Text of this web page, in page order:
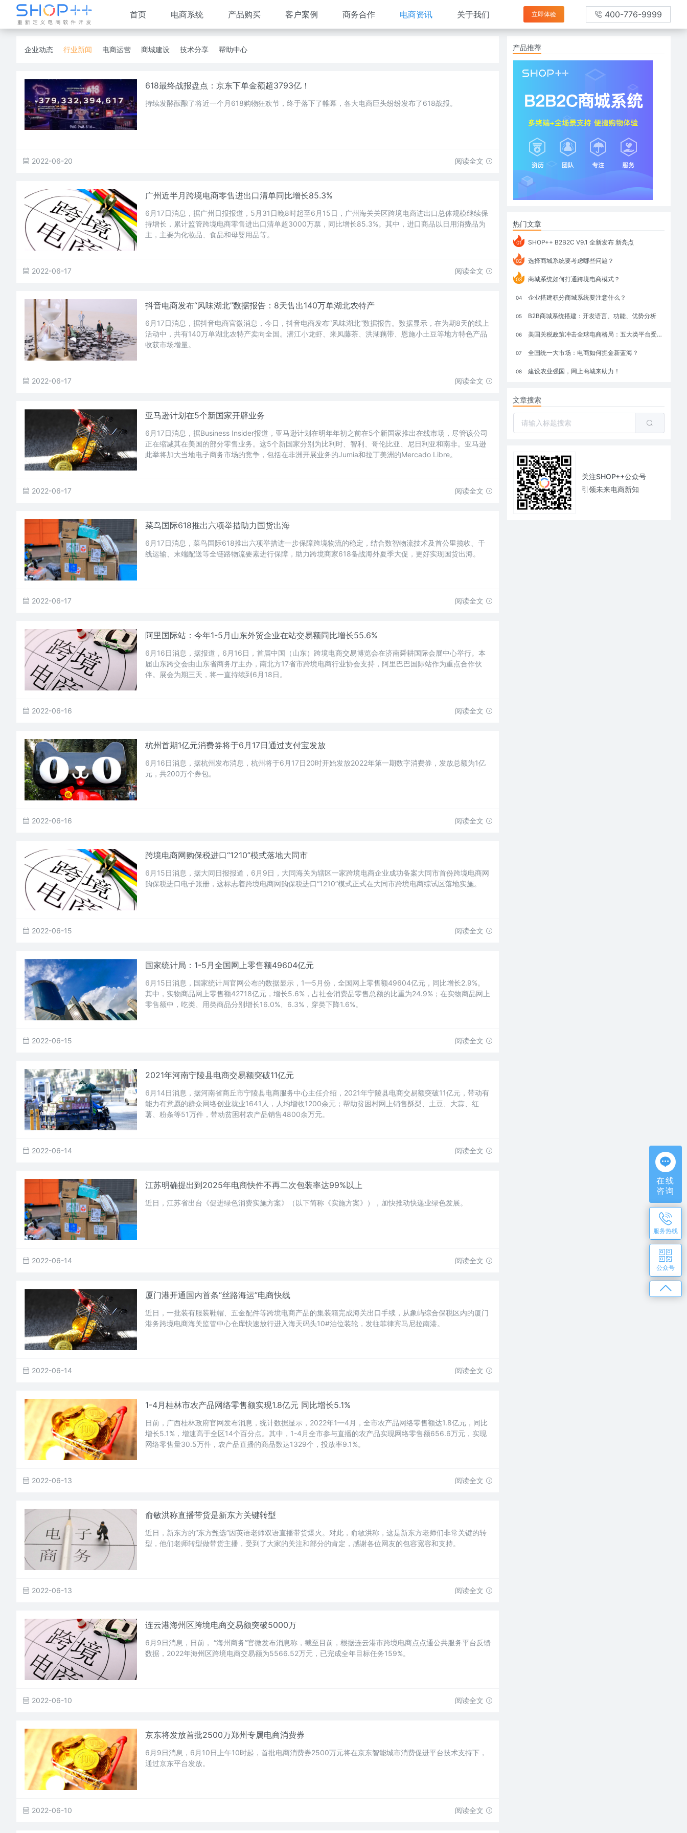
首页 电商系统 产品购买 客户案例 商务合作 电商资讯 关于我们 立即体验 400-776-9999
企业动态 行业新闻 电商运营 商城建设 技术分享 帮助中心
618最终战报盘点：京东下单金额超3793亿！
持续发酵酝酿了将近一个月618购物狂欢节，终于落下了帷幕，各大电商巨头纷纷发布了618战报。
2022-06-20 阅读全文
广州近半月跨境电商零售进出口清单同比增长85.3%
6月17日消息，据广州日报报道，5月31日晚8时起至6月15日，广州海关关区跨境电商进出口总体规模继续保
持增长，累计监管跨境电商零售进出口清单超3000万票，同比增长85.3%。其中，进口商品以日用消费品为
主，主要为化妆品、食品和母婴用品等。
2022-06-17 阅读全文
抖音电商发布“风味湖北”数据报告：8天售出140万单湖北农特产
6月17日消息，据抖音电商官微消息，今日，抖音电商发布“风味湖北”数据报告。数据显示，在为期8天的线上
活动中，共有140万单湖北农特产卖向全国。潜江小龙虾、来凤藤茶、洪湖藕带、恩施小土豆等地方特色产品
收获市场增量。
2022-06-17 阅读全文
亚马逊计划在5个新国家开辟业务
6月17日消息，据Business Insider报道，亚马逊计划在明年年初之前在5个新国家推出在线市场，尽管该公司
正在缩减其在美国的部分零售业务。这5个新国家分别为比利时、智利、哥伦比亚、尼日利亚和南非。亚马逊
此举将加大当地电子商务市场的竞争，包括在非洲开展业务的Jumia和拉丁美洲的Mercado Libre。
2022-06-17 阅读全文
菜鸟国际618推出六项举措助力国货出海
6月17日消息，菜鸟国际618推出六项举措进一步保障跨境物流的稳定，结合数智物流技术及首公里揽收、干
线运输、末端配送等全链路物流要素进行保障，助力跨境商家618备战海外夏季大促，更好实现国货出海。
2022-06-17 阅读全文
阿里国际站：今年1-5月山东外贸企业在站交易额同比增长55.6%
6月16日消息，据报道，6月16日，首届中国（山东）跨境电商交易博览会在济南舜耕国际会展中心举行。本
届山东跨交会由山东省商务厅主办，南北方17省市跨境电商行业协会支持，阿里巴巴国际站作为重点合作伙
伴。展会为期三天，将一直持续到6月18日。
2022-06-16 阅读全文
杭州首期1亿元消费券将于6月17日通过支付宝发放
6月16日消息，据杭州发布消息，杭州将于6月17日20时开始发放2022年第一期数字消费券，发放总额为1亿
元，共200万个券包。
2022-06-16 阅读全文
跨境电商网购保税进口“1210”模式落地大同市
6月15日消息，据大同日报报道，6月9日，大同海关为辖区一家跨境电商企业成功备案大同市首份跨境电商网
购保税进口电子账册，这标志着跨境电商网购保税进口“1210”模式正式在大同市跨境电商综试区落地实施。
2022-06-15 阅读全文
国家统计局：1-5月全国网上零售额49604亿元
6月15日消息，国家统计局官网公布的数据显示，1—5月份，全国网上零售额49604亿元，同比增长2.9%。
其中，实物商品网上零售额42718亿元，增长5.6%，占社会消费品零售总额的比重为24.9%；在实物商品网上
零售额中，吃类、用类商品分别增长16.0%、6.3%，穿类下降1.6%。
2022-06-15 阅读全文
2021年河南宁陵县电商交易额突破11亿元
6月14日消息，据河南省商丘市宁陵县电商服务中心主任介绍，2021年宁陵县电商交易额突破11亿元，带动有
能力有意愿的群众网络创业就业1641人，人均增收1200余元；帮助贫困村网上销售酥梨、土豆、大蒜、红
薯、粉条等51万件，带动贫困村农产品销售4800余万元。
2022-06-14 阅读全文
江苏明确提出到2025年电商快件不再二次包装率达99%以上
近日，江苏省出台《促进绿色消费实施方案》（以下简称《实施方案》），加快推动快递业绿色发展。
2022-06-14 阅读全文
厦门港开通国内首条“丝路海运”电商快线
近日，一批装有服装鞋帽、五金配件等跨境电商产品的集装箱完成海关出口手续，从象屿综合保税区内的厦门
港务跨境电商海关监管中心仓库快速放行进入海天码头10#泊位装轮，发往菲律宾马尼拉南港。
2022-06-14 阅读全文
1-4月桂林市农产品网络零售额实现1.8亿元 同比增长5.1%
日前，广西桂林政府官网发布消息，统计数据显示，2022年1—4月，全市农产品网络零售额达1.8亿元，同比
增长5.1%，增速高于全区14个百分点。其中，1-4月全市参与直播的农产品实现网络零售额656.6万元，实现
网络零售量30.5万件，农产品直播的商品数达1329个，投放率9.1%。
2022-06-13 阅读全文
俞敏洪称直播带货是新东方关键转型
近日，新东方的“东方甄选”因英语老师双语直播带货爆火。对此，俞敏洪称，这是新东方老师们非常关键的转
型，他们老师转型做带货主播，受到了大家的关注和部分的肯定，感谢各位网友的包容宽容和支持。
2022-06-13 阅读全文
连云港海州区跨境电商交易额突破5000万
6月9日消息，日前， “海州商务”官微发布消息称，截至目前，根据连云港市跨境电商点点通公共服务平台反馈
数据，2022年海州区跨境电商交易额为5566.52万元，已完成全年目标任务159%。
2022-06-10 阅读全文
京东将发放首批2500万郑州专属电商消费券
6月9日消息，6月10日上午10时起，首批电商消费券2500万元将在京东智能城市消费促进平台技术支持下，
通过京东平台发放。
2022-06-10 阅读全文
产品推荐
热门文章
01 SHOP++ B2B2C V9.1 全新发布 新亮点
02 选择商城系统要考虑哪些问题？
03 商城系统如何打通跨境电商模式？
04 企业搭建积分商城系统要注意什么？
05 B2B商城系统搭建：开发语言、功能、优势分析
06 美国关税政策冲击全球电商格局：五大类平台受重创，转型与自救成关键
07 全国统一大市场：电商如何掘金新蓝海？
08 建设农业强国，网上商城来助力！
文章搜索
关注SHOP++公众号
引领未来电商新知
在线
咨询
服务热线
公众号